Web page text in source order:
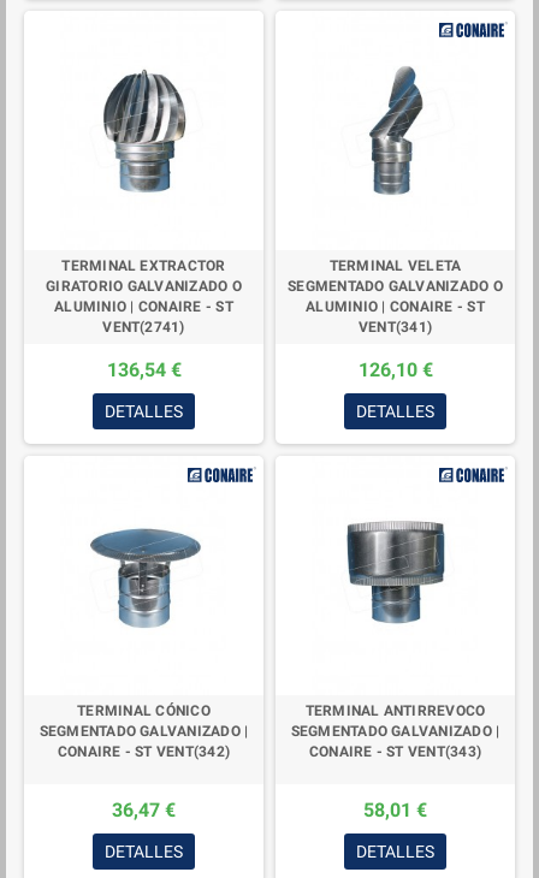
TERMINAL EXTRACTOR
GIRATORIO GALVANIZADO O
ALUMINIO | CONAIRE - ST
VENT(2741)
136,54 €
DETALLES
TERMINAL VELETA
SEGMENTADO GALVANIZADO O
ALUMINIO | CONAIRE - ST
VENT(341)
126,10 €
DETALLES
TERMINAL CÓNICO
SEGMENTADO GALVANIZADO |
CONAIRE - ST VENT(342)
36,47 €
DETALLES
TERMINAL ANTIRREVOCO
SEGMENTADO GALVANIZADO |
CONAIRE - ST VENT(343)
58,01 €
DETALLES